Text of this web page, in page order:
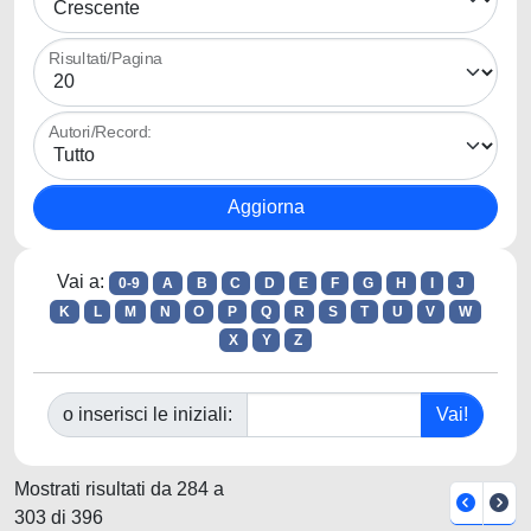
Risultati/Pagina
Autori/Record:
Vai a: 0-9 A B C D E F G H
J
K
L M N O P Q R S T U V
W
X
Y Z
o inserisci le iniziali:
Mostrati risultati da 284 a
303 di 396